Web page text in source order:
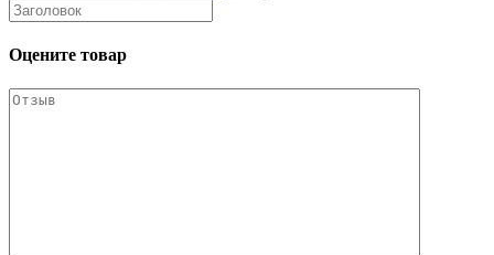
Оцените товар